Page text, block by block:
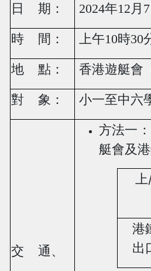
日 期： 2024年12 月 7
時 間： 上午10時30
地 點： 香港遊艇會
對 象： 小一至中六
交
通、
方法一
艇會及
上
港
出